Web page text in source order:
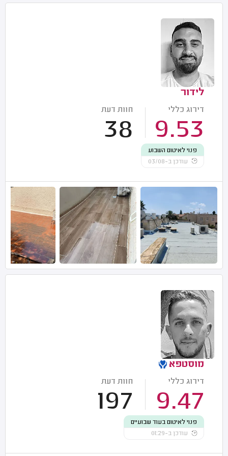
לידור
דירוג כללי
9.53
חוות דעת
38
פנוי לאיטום השבוע
עודכן ב-03/08
מוסטפא
דירוג כללי
9.47
חוות דעת
197
פנוי לאיטום בעוד שבועיים
עודכן ב-01:29